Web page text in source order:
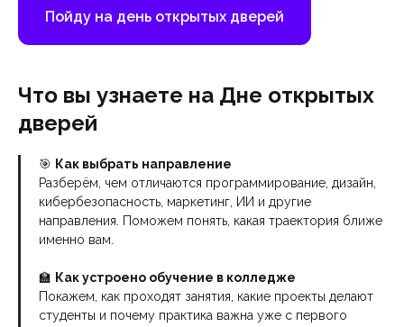
Пойду на день открытых дверей
Что вы узнаете на Дне открытых
дверей
🎯 Как выбрать направление
Разберём, чем отличаются программирование, дизайн,
кибербезопасность, маркетинг, ИИ и другие
направления. Поможем понять, какая траектория ближе
именно вам.
🏫 Как устроено обучение в колледже
Покажем, как проходят занятия, какие проекты делают
студенты и почему практика важна уже с первого